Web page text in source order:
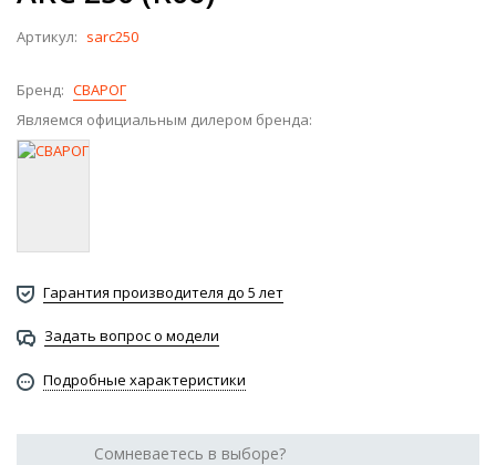
Артикул: sarc250
Бренд: СВАРОГ
Являемся официальным дилером бренда:
Гарантия производителя до 5 лет
Задать вопрос о модели
Подробные характеристики
Сомневаетесь в выборе?